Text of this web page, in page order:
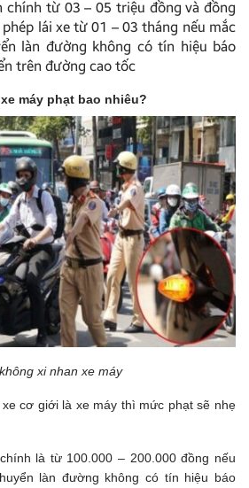
chính từ 03 – 05 triệu đồng và đồng
lái xe từ 01 – 03 tháng nếu mắc
làn đường không có tín hiệu báo
trên đường cao tốc
máy phạt bao nhiêu?
xi nhan xe máy
cơ giới là xe máy thì mức phạt sẽ nhẹ
là từ 100.000 – 200.000 đồng nếu
làn đường không có tín hiệu báo